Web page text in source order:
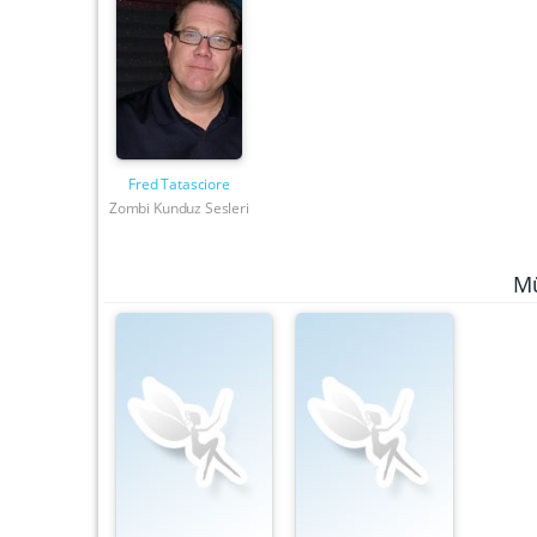
Fred Tatasciore
Zombi Kunduz Sesleri